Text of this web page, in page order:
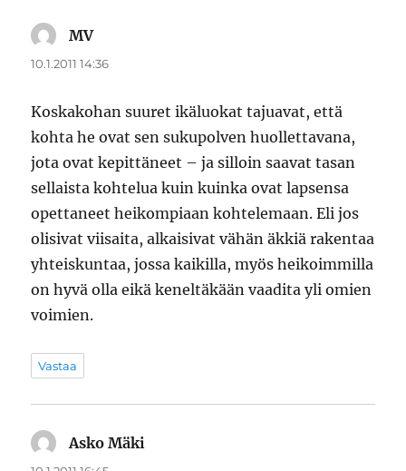
MVsanoo:
10.1.2011 14:36
Koskakohan suuret ikäluokat tajuavat, että
kohta he ovat sen sukupolven huollettavana,
jota ovat kepittäneet – ja silloin saavat tasan
sellaista kohtelua kuin kuinka ovat lapsensa
opettaneet heikompiaan kohtelemaan. Eli jos
olisivat viisaita, alkaisivat vähän äkkiä rakentaa
yhteiskuntaa, jossa kaikilla, myös heikoimmilla
on hyvä olla eikä keneltäkään vaadita yli omien
voimien.
Vastaa
Asko Mäki